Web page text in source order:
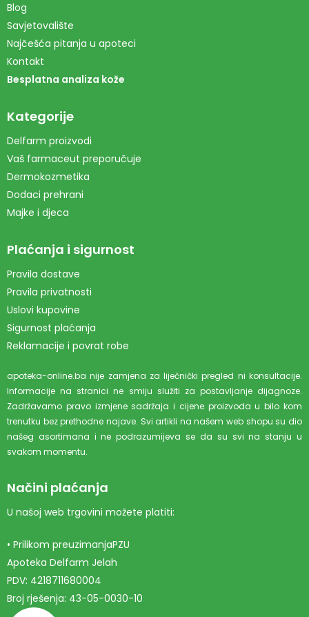
Blog
Savjetovalište
Najčešća pitanja u apoteci
Kontakt
Besplatna analiza kože
Kategorije
Delfarm proizvodi
Vaš farmaceut preporučuje
Dermokozmetika
Dodaci prehrani
Majke i djeca
Plaćanja i sigurnost
Pravila dostave
Pravila privatnosti
Uslovi kupovine
Sigurnost plaćanja
Reklamacije i povrat robe
apoteka-online.ba nije zamjena za liječnički pregled ni konsultacije.
Informacije na stranici ne smiju služiti za postavljanje dijagnoze.
Zadržavamo pravo izmjene sadržaja i cijene proizvoda u bilo kom
trenutku bez prethodne najave. Svi artikli na našem web shopu su dio
našeg asortimana i ne podrazumijeva se da su svi na stanju u
svakom momentu.
Načini plaćanja
U našoj web trgovini možete platiti:
• Prilikom preuzimanjaPZU
Apoteka Delfarm Jelah
PDV: 4218711680004
Broj rješenja: 43-05-0030-10